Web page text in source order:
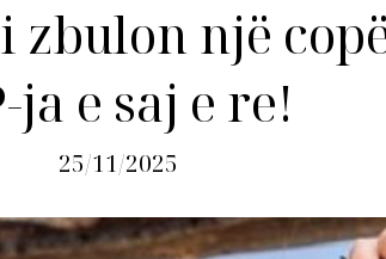
zbulon një
ja e saj e re!
25/11/2025